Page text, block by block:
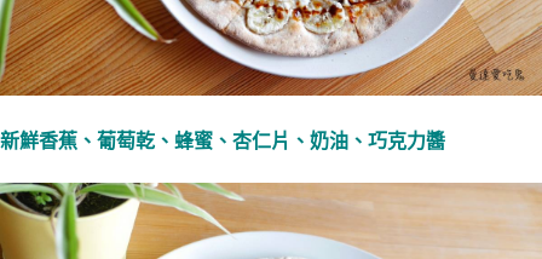
新鮮香蕉、葡萄乾、蜂蜜、杏仁片、奶油、巧克力醬